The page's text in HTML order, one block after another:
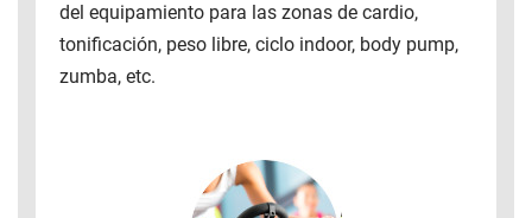
del equipamiento para las zonas de cardio,
tonificación, peso libre, ciclo indoor, body pump,
zumba, etc.